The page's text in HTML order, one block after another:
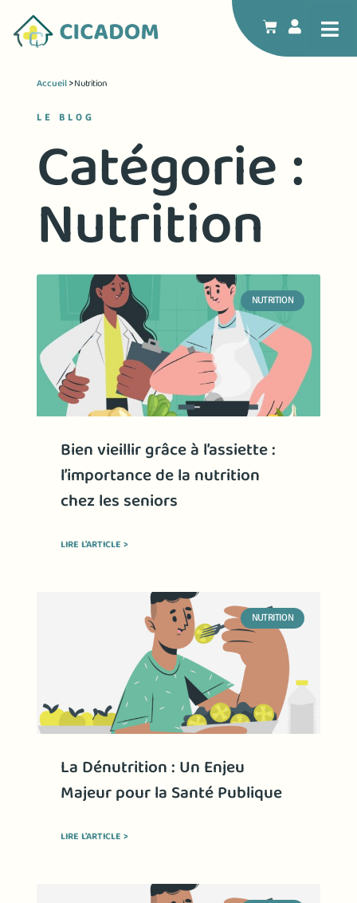
Accueil>Nutrition
LE BLOG
Catégorie :
Nutrition
NUTRITION
Bien vieillir grâce à l’assiette :
l’importance de la nutrition
chez les seniors
LIRE L'ARTICLE >
NUTRITION
La Dénutrition : Un Enjeu
Majeur pour la Santé Publique
LIRE L'ARTICLE >